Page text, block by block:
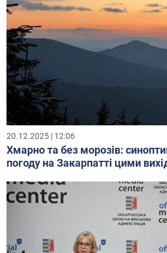
20.12.2025 | 12:06
Хмарно та без морозів:
погоду на Закарпатті цими